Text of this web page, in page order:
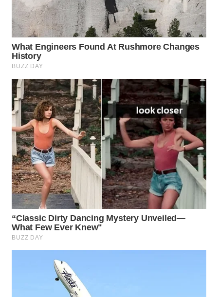
WN
BINJAI
WN
CIREBON
WN
INDRAMAYU
WN
KUNINGAN
WN
MAJALENGKA
WN
SUBANG
WN
SUKABUMI
PURWAKARTA